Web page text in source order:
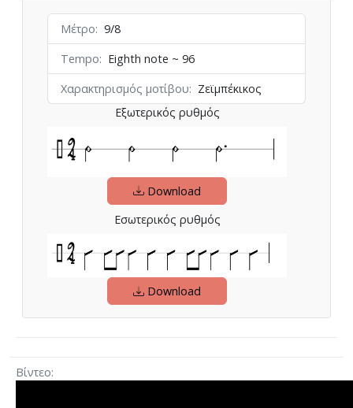
Μέτρο
9/8
Tempo
Eighth note ~ 96
Χαρακτηρισμός μοτίβου
Ζεϊμπέκικος
Εξωτερικός ρυθμός
Download
Εσωτερικός ρυθμός
Download
Βίντεο